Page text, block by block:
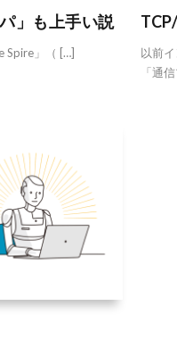
」も上手い説
Spire」（ […]
以前
「通